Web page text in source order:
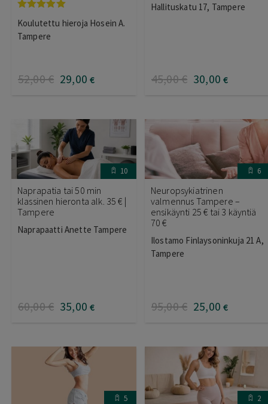
tuotteesta:
5.00/ 5
Koulutettu hieroja Hosein A.
Tampere
52,00€ 29,00 €
Hallituskatu 17, Tampere
45,00€ 30,00 €
10
Naprapatia tai 50 min
klassinen hieronta alk. 35 € |
Tampere
Naprapaatti Anette Tampere
60,00€ 35,00 €
6
Neuropsykiatrinen
valmennus Tampere –
ensikäynti 25 € tai 3 käyntiä
70 €
Ilostamo Finlaysoninkuja 21 A,
Tampere
95,00€ 25,00 €
5 2